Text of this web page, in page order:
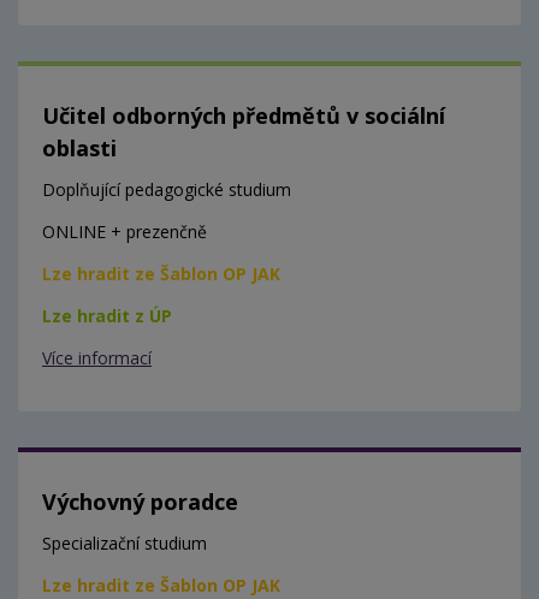
Učitel odborných předmětů v sociální
oblasti
Doplňující pedagogické studium
ONLINE + prezenčně
Lze hradit ze Šablon OP JAK
Lze hradit z ÚP
Více informací
Výchovný poradce
Specializační studium
Lze hradit ze Šablon OP JAK